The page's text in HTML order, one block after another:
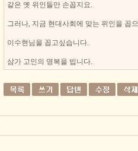
같은 옛 위인들만 손꼽지요.
그러나, 지금 현대사회에 맞는 위인을 꼽
이수현님을 꼽고싶습니다.
삼가 고인의 명복을 빕니다.